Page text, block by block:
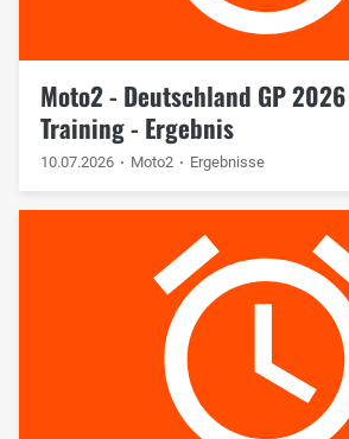
Moto2 - Deutschland GP
Training - Ergebnis
10.07.2026 Moto2 Ergebnisse